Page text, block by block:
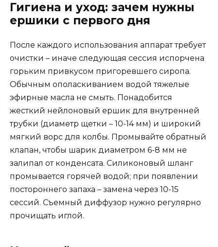
Гигиена и уход: зачем нужны
ершики с первого дня
После каждого использования аппарат требует
очистки – иначе следующая сессия испорчена
горьким привкусом пригоревшего сиропа.
Обычным ополаскиванием водой тяжелые
эфирные масла не смыть. Понадобится
жесткий нейлоновый ершик для внутренней
трубки (диаметр щетки – 10-14 мм) и широкий
мягкий ворс для колбы. Промывайте обратный
клапан, чтобы шарик диаметром 6-8 мм не
залипал от конденсата. Силиконовый шланг
промывается горячей водой; при появлении
постороннего запаха – замена через 10-15
сессий. Съемный диффузор нужно регулярно
прочищать иглой.